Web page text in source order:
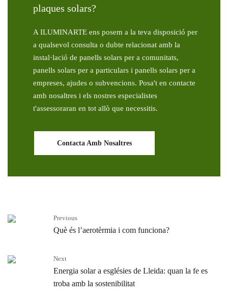
plaques solars?
A ILUMINARTE ens posem a la teva disposició per
a qualsevol consulta o dubte relacionat amb la
instal·lació de panells solars per a comunitats,
panells solars per a particulars i panells solars per a
empreses, ajudes o subvencions. Posa't en contacte
amb nosaltres i els nostres especialistes
t'assessoraran en tot allò que necessitis.
Contacta Amb Nosaltres
Previous
Què és l’aerotèrmia i com funciona?
Next
Energia solar a esglésies de Lleida: quan la fe es
troba amb la sostenibilitat